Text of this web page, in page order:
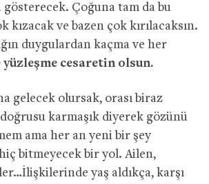
Çoğuna tam da bu
kızacak ve bazen çok kırılacaksın.
duygulardan kaçma ve her
cesaretin olsun.
gelecek olursak, orası biraz
karmaşık diyerek gözünü
ama her an yeni bir şey
bitmeyecek bir yol. Ailen,
yaş aldıkça, karşı